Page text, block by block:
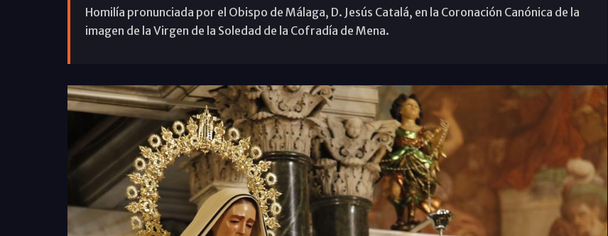
Homilía pronunciada por el Obispo de Málaga, D. Jesús Catalá, en la Coronación Canónica de la
imagen de la Virgen de la Soledad de la Cofradía de Mena.